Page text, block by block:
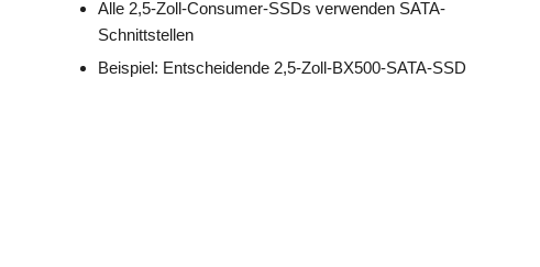
Alle 2,5-Zoll-Consumer-SSDs verwenden SATA-
Schnittstellen
Beispiel: Entscheidende 2,5-Zoll-BX500-SATA-SSD